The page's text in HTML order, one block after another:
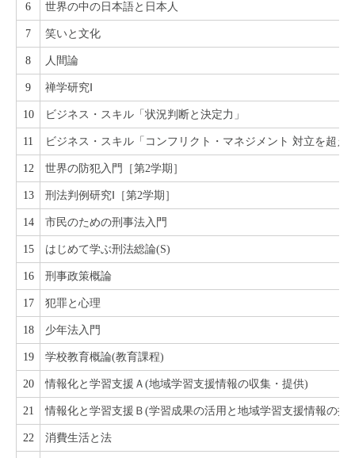
6 世界の中の日本語と日本人
7 笑いと文化
8 人間論
9 禅学研究Ⅰ
10 ビジネス・スキル「状況判断と決定力」
11 ビジネス・スキル「コンフリクト・マネジメント 対立を超え
12 世界の防犯入門［第2学期］
13 刑法判例研究Ⅰ［第2学期］
14 市民のための刑事法入門
15 はじめて学ぶ刑法総論(S)
16 刑事政策概論
17 犯罪と心理
18 少年法入門
19 学校教育概論(教育課程)
20 情報化と学習支援Ａ(地域学習支援情報の収集・提供)
21 情報化と学習支援Ｂ(学習成果の活用と地域学習支援情報の提
22 消費生活と法